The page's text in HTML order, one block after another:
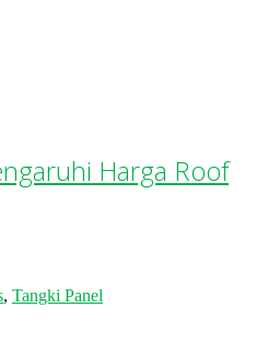
Harga Roof
, Tangki Panel